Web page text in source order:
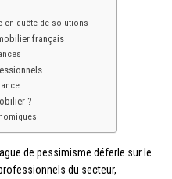
en quête de solutions
français
?
de pessimisme déferle sur le
du secteur,